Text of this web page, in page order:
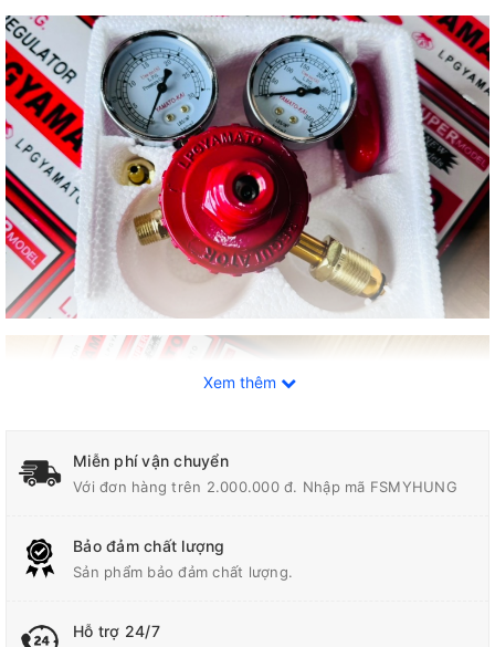
Xem thêm
Miễn phí vận chuyển
Với đơn hàng trên 2.000.000 đ. Nhập mã FSMYHUNG
Bảo đảm chất lượng
Sản phẩm bảo đảm chất lượng.
Hỗ trợ 24/7